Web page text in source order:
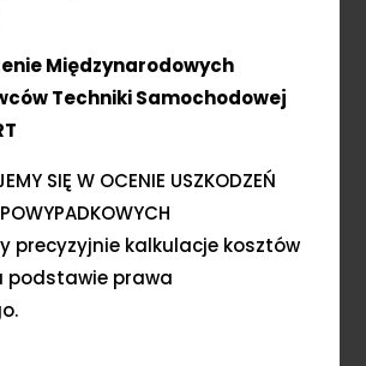
Międzynarodowych
Techniki Samochodowej
SIĘ W OCENIE USZKODZEŃ
precyzyjnie kalkulacje kosztów
podstawie prawa